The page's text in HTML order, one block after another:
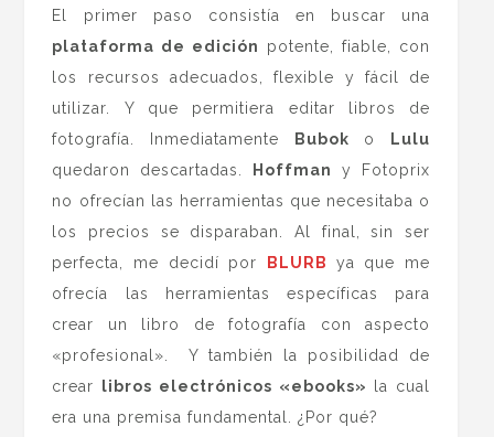
El primer paso consistía en buscar una
plataforma de edición
potente, fiable, con
los recursos adecuados, flexible y fácil de
utilizar. Y que permitiera editar libros de
fotografía. Inmediatamente
Bubok o
Lulu
quedaron descartadas.
Hoffman
y Fotoprix
no ofrecían las herramientas que necesitaba o
los precios se disparaban. Al final, sin ser
perfecta, me decidí por
BLURB
ya que me
ofrecía las herramientas específicas para
crear un libro de fotografía con aspecto
«profesional». Y también la posibilidad de
crear
libros electrónicos «ebooks»
la cual
era una premisa fundamental. ¿Por qué?